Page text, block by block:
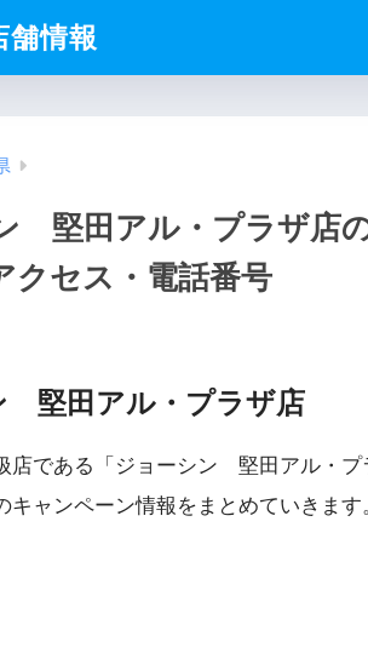
舗情報
堅田アル・プラザ店
クセス・電話番号
堅田アル・プラザ店
店である「ジョーシン 堅田アル・プ
キャンペーン情報をまとめていきます